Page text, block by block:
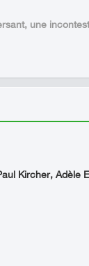
une
Kircher, Adèle